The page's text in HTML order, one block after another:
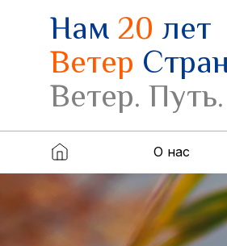
Нам20лет
Ветер
Ветер.
О нас